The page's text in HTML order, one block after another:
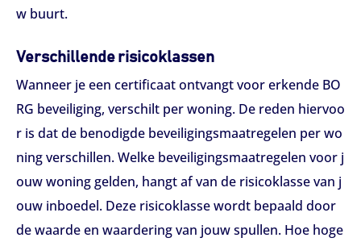
w buurt.
Verschillende risicoklassen
Wanneer je een certificaat ontvangt voor erkende BO
RG beveiliging, verschilt per woning. De reden hiervoo
r is dat de benodigde beveiligingsmaatregelen per wo
ning verschillen. Welke beveiligingsmaatregelen voor j
ouw woning gelden, hangt af van de risicoklasse van j
ouw inboedel. Deze risicoklasse wordt bepaald door
de waarde en waardering van jouw spullen. Hoe hoge